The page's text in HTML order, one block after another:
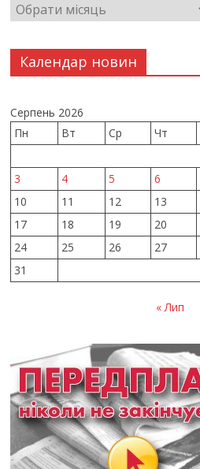
Календар новин
Серпень 2026
Пн
Вт Ср Чт
3
4 5 6
10
11 12 13
17
18 19 20
24
25 26 27
31
« Лип